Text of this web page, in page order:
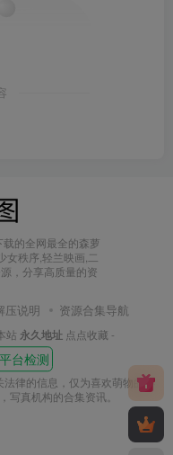
的全网最全的森萝
女秩序,轻兰映画,二
，分享高质量的资
压说明 资源合集导航
站 永久地址 点点收藏 -
律的信息，仅为喜欢萌物的小
写真机构的合集资讯。